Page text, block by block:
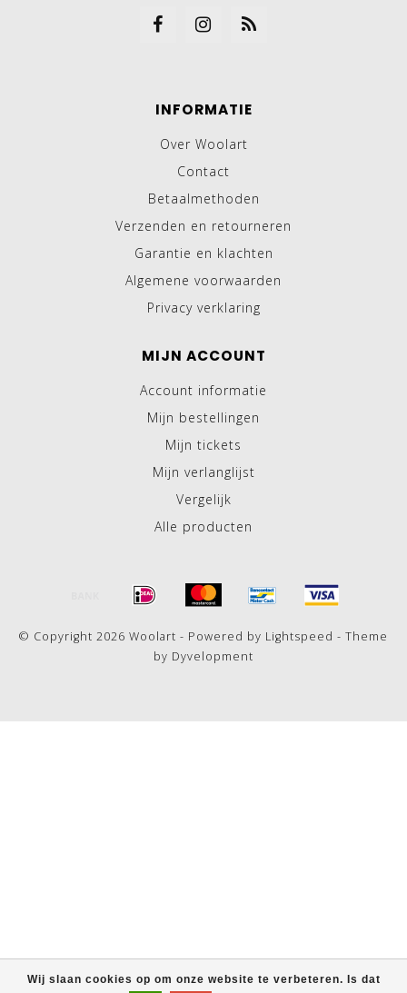
Wij slaan cookies op om onze website te verbeteren. Is dat
INFORMATIE
Over Woolart
Contact
Betaalmethoden
Verzenden en retourneren
Garantie en klachten
Algemene voorwaarden
Privacy verklaring
MIJN ACCOUNT
Account informatie
Mijn bestellingen
Mijn tickets
Mijn verlanglijst
Vergelijk
Alle producten
© Copyright 2026 Woolart - Powered by Lightspeed - Theme
by Dyvelopment